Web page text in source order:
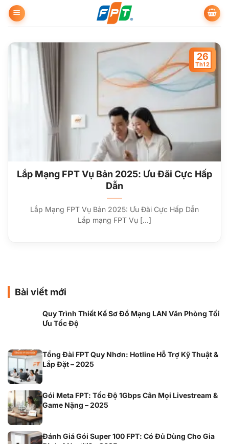
qua
dung
Lắp Mạng FPT Vụ Bản 2025: Ưu Đãi Cực Hấp
Dẫn
Lắp Mạng FPT Vụ Bản 2025: Ưu Đãi Cực Hấp Dẫn
Lắp mạng FPT Vụ [...]
26
Th12
Bài viết mới
Quy Trình Thiết Kế Sơ Đồ Mạng LAN Văn Phòng Tối
Ưu Tốc Độ
Tổng Đài FPT Quy Nhơn: Hotline Hỗ Trợ Kỹ Thuật &
Lắp Đặt – 2025
Gói Meta FPT: Tốc Độ 1Gbps Cân Mọi Livestream &
Game Nặng – 2025
Đánh Giá Gói Super 100 FPT: Có Đủ Dùng Cho Gia